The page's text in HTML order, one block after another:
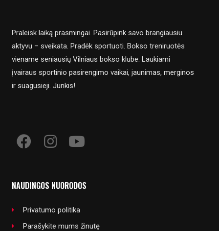
Praleisk laiką prasmingai. Pasirūpink savo brangiausiu
aktyvu – sveikata. Pradėk sportuoti. Bokso treniruotės
viename seniausių Vilniaus bokso klube. Laukiami
įvairaus sportinio pasirengimo vaikai, jaunimas, merginos
ir suagusieji. Junkis!
NAUDINGOS NUORODOS
Privatumo politika
Parašykite mums žinutę